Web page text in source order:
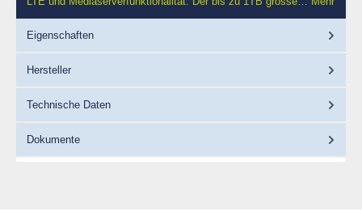
Eigenschaften
Hersteller
Technische Daten
Dokumente